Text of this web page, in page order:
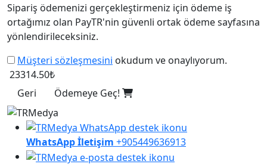
Sipariş ödemenizi gerçekleştirmeniz için ödeme iş
ortağımız olan PayTR'nin güvenli ortak ödeme sayfasına
yönlendirileceksiniz.
Müşteri sözleşmesini okudum ve onaylıyorum.
23314.50₺
Geri
Ödemeye Geç!
WhatsApp İletişim +905449636913